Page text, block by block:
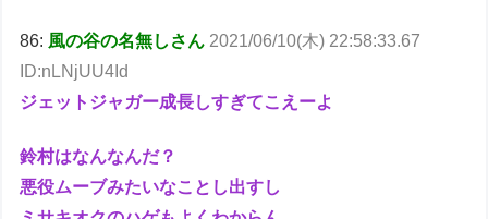
86: 風の谷の名無しさん 2021/06/10(木) 22:58:33.67
ID:nLNjUU4Id
ジェットジャガー成長しすぎてこえーよ
鈴村はなんなんだ？
悪役ムーブみたいなことし出すし